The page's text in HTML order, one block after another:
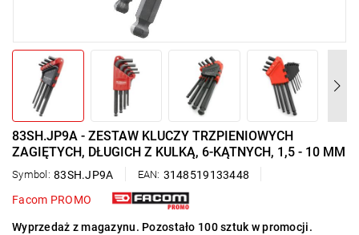
83SH.JP9A - ZESTAW KLUCZY TRZPIENIOWYCH
ZAGIĘTYCH, DŁUGICH Z KULKĄ, 6-KĄTNYCH, 1,5 - 10 MM
Symbol: 83SH.JP9A EAN: 3148519133448
Facom PROMO
Wyprzedaż z magazynu. Pozostało 100 sztuk w promocji.